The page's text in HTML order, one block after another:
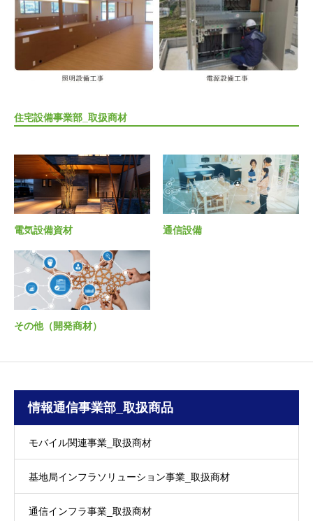
住宅設備事業部_取扱商材
電気設備資材 通信設備
その他（開発商材）
情報通信事業部_取扱商品
モバイル関連事業_取扱商材
基地局インフラソリューション事業_取扱商材
通信インフラ事業_取扱商材